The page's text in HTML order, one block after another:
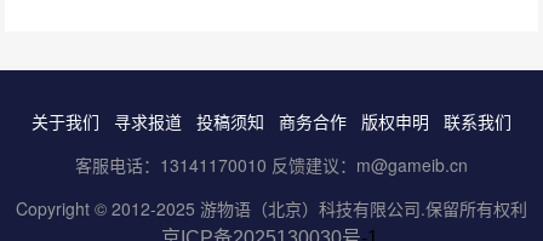
关于我们 寻求报道 投稿须知 商务合作 版权申明
联系我们
客服电话：13141170010 反馈建议：m@gameib.cn
Copyright © 2012-2025 游物语（北京）科技有限公司.保留所有权利